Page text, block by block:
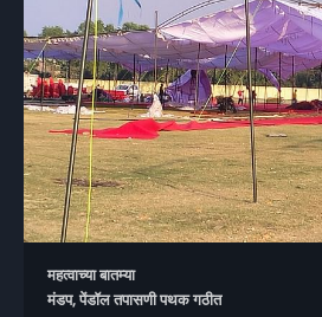
महत्वाच्या बातम्या
मंडप, पेंडॉल तपासणी पथक गठीत